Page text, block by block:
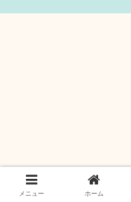
メニュー ホーム